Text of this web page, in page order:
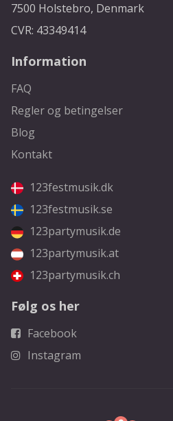
7500 Holstebro, Denmark
CVR: 43349414
Information
FAQ
Regler og betingelser
Blog
Kontakt
123festmusik.dk
123festmusik.se
123partymusik.de
123partymusik.at
123partymusik.ch
Følg os her
Facebook
Instagram